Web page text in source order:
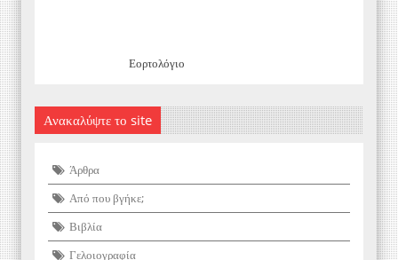
Εορτολόγιο
Ανακαλύψτε το site
Άρθρα
Από που βγήκε;
Βιβλία
Γελοιογραφία